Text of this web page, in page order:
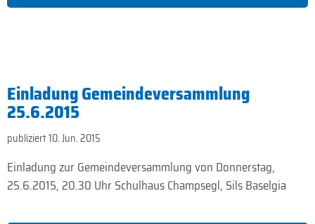
Einladung Gemeindeversammlung
25.6.2015
publiziert 10. Jun. 2015
Einladung zur Gemeindeversammlung von Donnerstag,
25.6.2015, 20.30 Uhr Schulhaus Champsegl, Sils Baselgia